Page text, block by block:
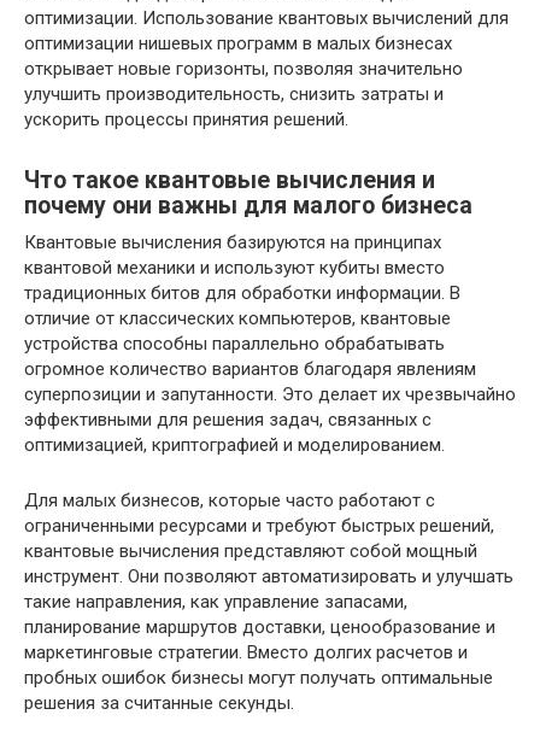
оптимизации. Использование квантовых вычислений для
оптимизации нишевых программ в малых бизнесах
открывает новые горизонты, позволяя значительно
улучшить производительность, снизить затраты и
ускорить процессы принятия решений.
Что такое квантовые вычисления и
почему они важны для малого бизнеса
Квантовые вычисления базируются на принципах
квантовой механики и используют кубиты вместо
традиционных битов для обработки информации. В
отличие от классических компьютеров, квантовые
устройства способны параллельно обрабатывать
огромное количество вариантов благодаря явлениям
суперпозиции и запутанности. Это делает их чрезвычайно
эффективными для решения задач, связанных с
оптимизацией, криптографией и моделированием.
Для малых бизнесов, которые часто работают с
ограниченными ресурсами и требуют быстрых решений,
квантовые вычисления представляют собой мощный
инструмент. Они позволяют автоматизировать и улучшать
такие направления, как управление запасами,
планирование маршрутов доставки, ценообразование и
маркетинговые стратегии. Вместо долгих расчетов и
пробных ошибок бизнесы могут получать оптимальные
решения за считанные секунды.